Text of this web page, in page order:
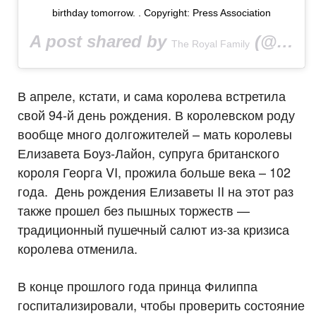
birthday tomorrow. . Copyright: Press Association
A post shared by The Royal Family (@theroyalfamily) on
В апреле, кстати, и сама королева встретила
свой 94-й день рождения. В королевском роду
вообще много долгожителей – мать королевы
Елизавета Боуз-Лайон, супруга британского
короля Георга VI, прожила больше века – 102
года. День рождения Елизаветы II на этот раз
также прошел без пышных торжеств —
традиционный пушечный салют из-за кризиса
королева отменила.
В конце прошлого года принца Филиппа
госпитализировали, чтобы проверить состояние